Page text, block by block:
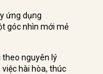
ứng dụng
góc nhìn mới mẻ
theo nguyên lý
hài hòa, thúc